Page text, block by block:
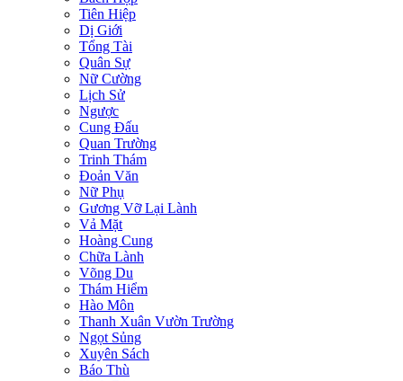
Tiên Hiệp
Dị Giới
Tổng Tài
Quân Sự
Nữ Cường
Lịch Sử
Ngược
Cung Đấu
Quan Trường
Trinh Thám
Đoản Văn
Nữ Phụ
Gương Vỡ Lại Lành
Vả Mặt
Hoàng Cung
Chữa Lành
Võng Du
Thám Hiểm
Hào Môn
Thanh Xuân Vườn Trường
Ngọt Sủng
Xuyên Sách
Báo Thù